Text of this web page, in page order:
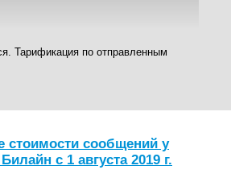
Тарификация по отправленным
стоимости сообщений у
с 1 августа 2019 г.